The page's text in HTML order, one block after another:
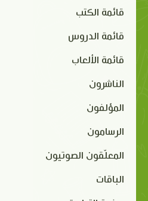
قائمة الكتب
قائمة الدروس
قائمة الألعاب
الناشرون
المؤلفون
الرسامون
المعلّقون الصوتيون
الباقات